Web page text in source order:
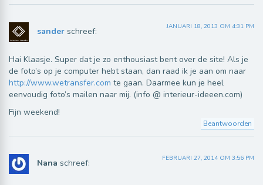
sander schreef: JANUARI 18, 2013 OM 4:31 PM
Hai Klaasje. Super dat je zo enthousiast bent over de site! Als je
de foto’s op je computer hebt staan, dan raad ik je aan om naar
http://www.wetransfer.com te gaan. Daarmee kun je heel
eenvoudig foto’s mailen naar mij. (info @ interieur-ideeen.com)
Fijn weekend!
Beantwoorden
Nana schreef: FEBRUARI 27, 2014 OM 3:56 PM